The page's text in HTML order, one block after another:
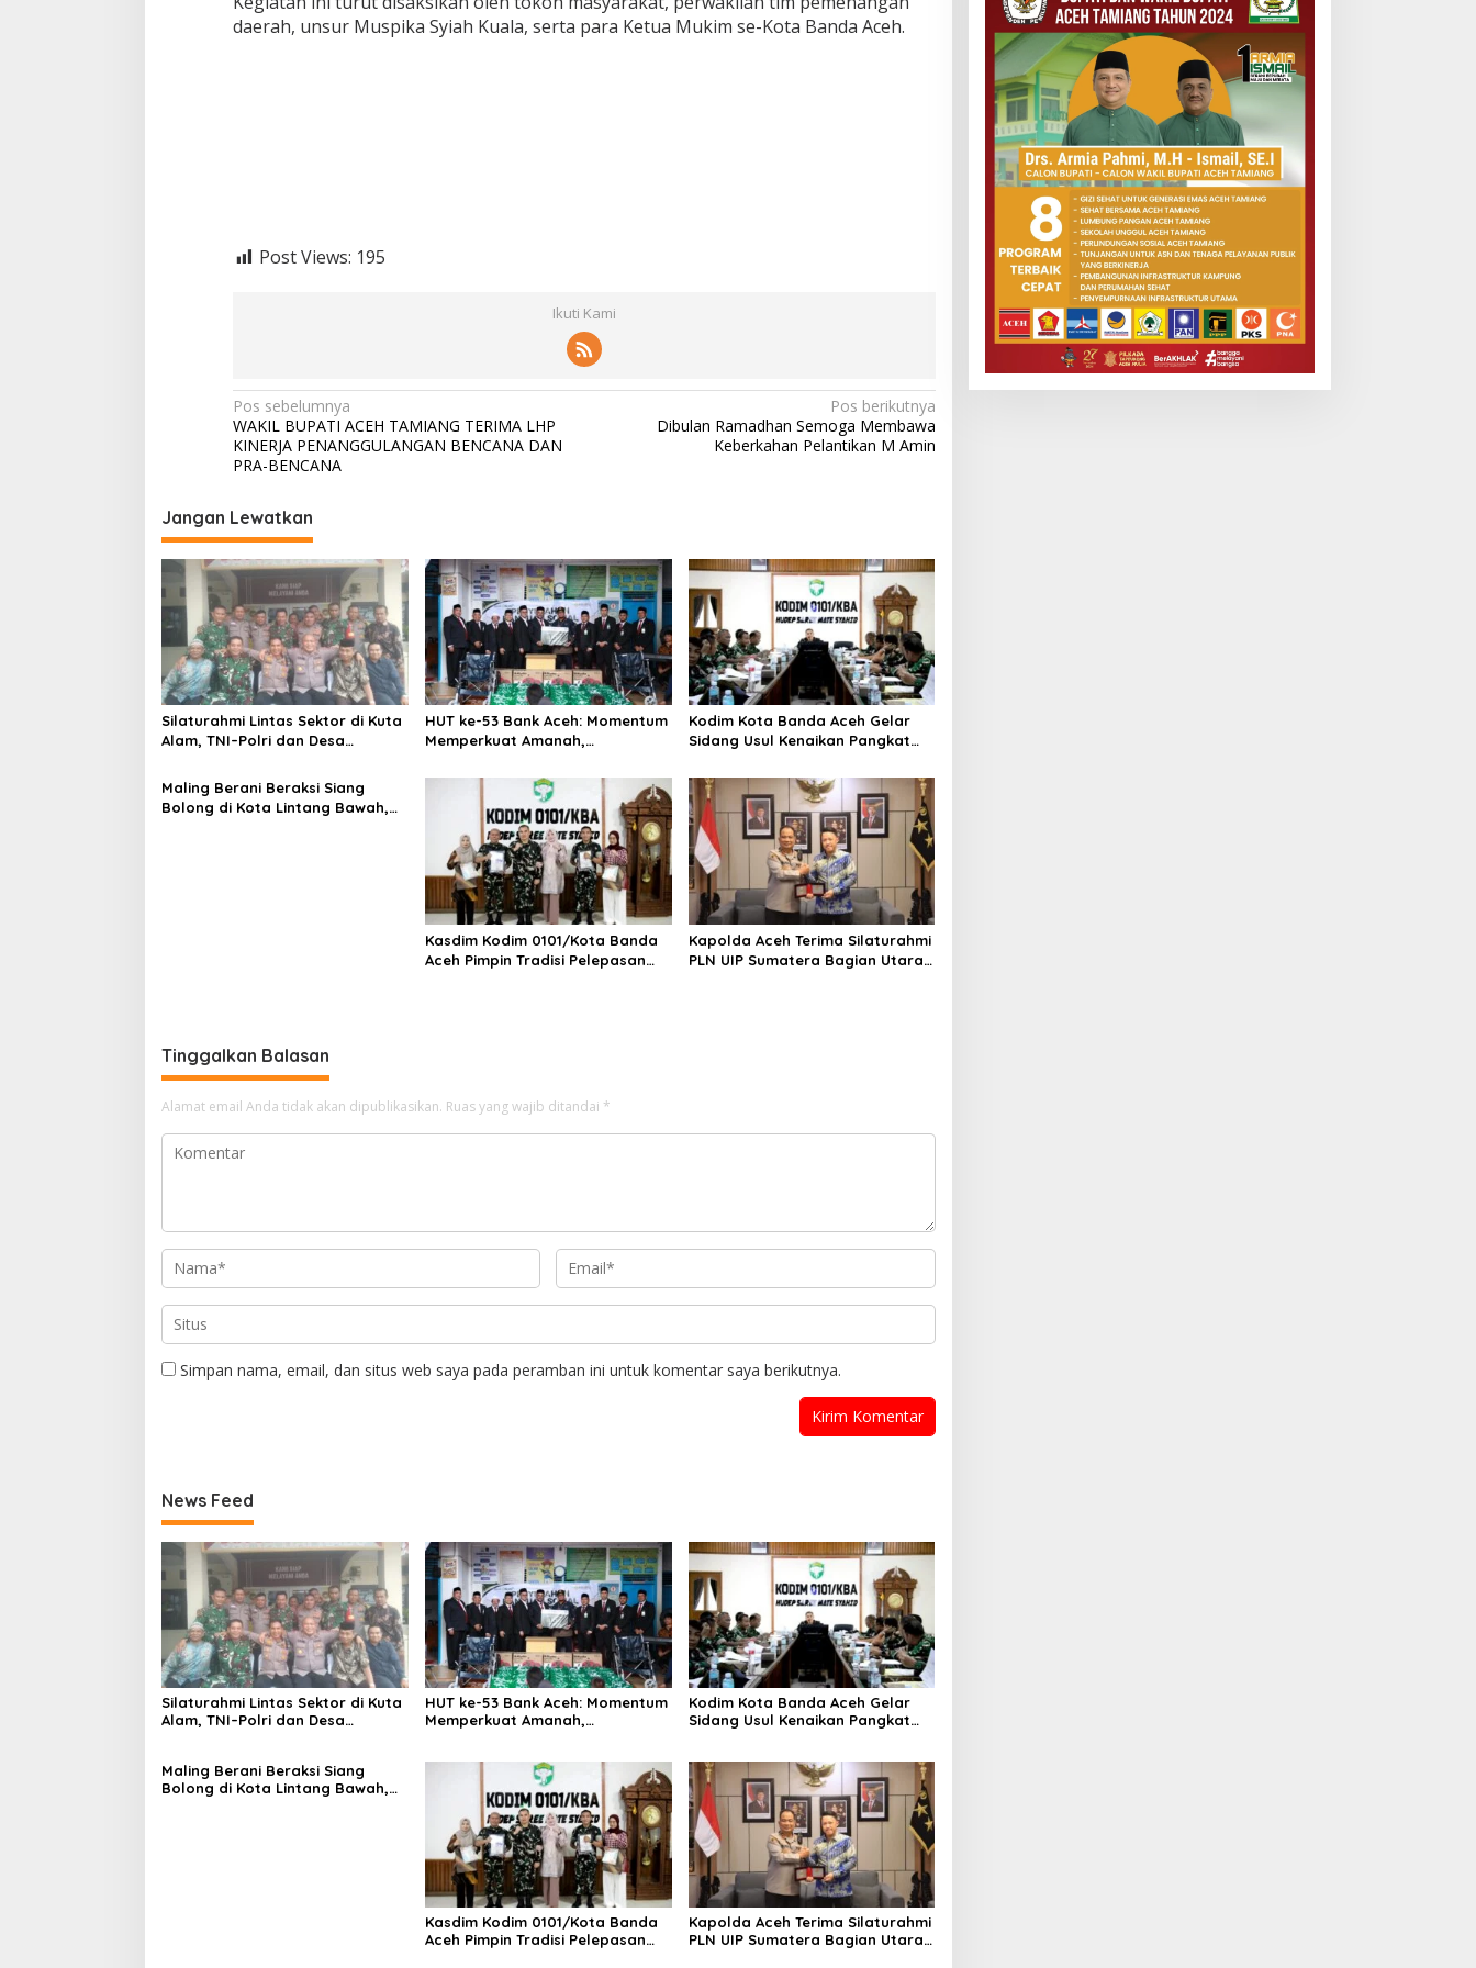
daerah, unsur Muspika Syiah Kuala, serta para Ketua Mukim se-Kota Banda Aceh.
Post Views: 195
Ikuti Kami
N
a
v
i
g
a
s
i
p
o
s
Pos sebelumnya
WAKIL BUPATI ACEH TAMIANG TERIMA LHP
KINERJA PENANGGULANGAN BENCANA DAN
PRA-BENCANA
Pos berikutnya
Dibulan Ramadhan Semoga Membawa
Keberkahan Pelantikan M Amin
Jangan Lewatkan
Silaturahmi Lintas Sektor di Kuta
Alam, TNI–Polri dan Desa
HUT ke-53 Bank Aceh: Momentum
Memperkuat Amanah,
Aceh
Kodim Kota Banda Aceh Gelar
Sidang Usul Kenaikan Pangkat
April 2027
Maling Berani Beraksi Siang
Bolong di Kota Lintang Bawah,
Kasdim Kodim 0101/Kota Banda
Aceh Pimpin Tradisi Pelepasan
Kapolda Aceh Terima Silaturahmi
PLN UIP Sumatera Bagian Utara,
Tinggalkan Balasan
Alamat email Anda tidak akan dipublikasikan. Ruas yang wajib ditandai *
Simpan nama, email, dan situs web saya pada peramban ini untuk komentar saya berikutnya.
News Feed
Silaturahmi Lintas Sektor di Kuta
Alam, TNI–Polri dan Desa
HUT ke-53 Bank Aceh: Momentum
Memperkuat Amanah,
Kodim Kota Banda Aceh Gelar
Sidang Usul Kenaikan Pangkat
Maling Berani Beraksi Siang
Bolong di Kota Lintang Bawah,
Kasdim Kodim 0101/Kota Banda
Aceh Pimpin Tradisi Pelepasan
Kapolda Aceh Terima Silaturahmi
PLN UIP Sumatera Bagian Utara,